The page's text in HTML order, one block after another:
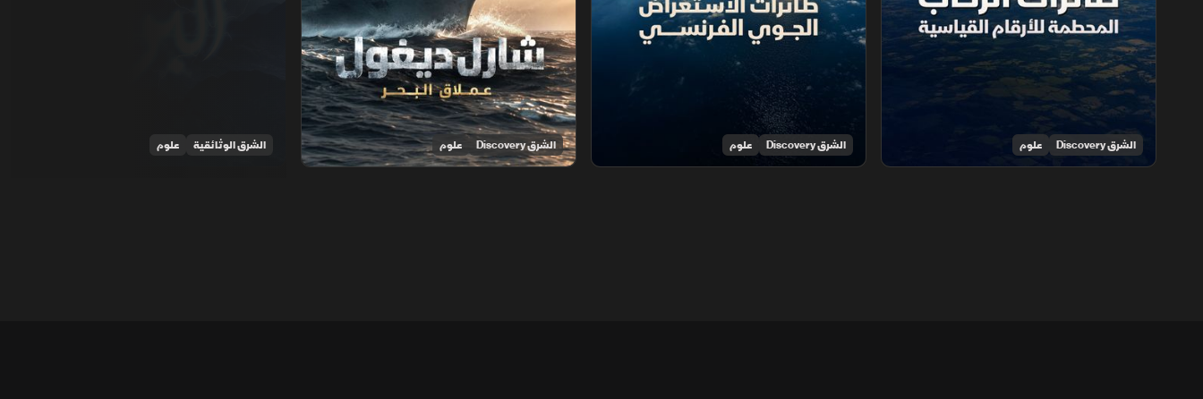
الشرق Discovery علوم الشرق Discovery علوم الشرق Discovery علوم الشرق الوثائقية علوم